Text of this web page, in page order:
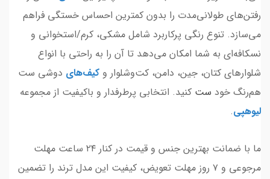
رفتن‌های طولانی‌مدت را بدون کمترین احساس خستگی فراهم
می‌سازد. تنوع رنگی پرکاربرد شامل مشکی، کرم/استخوانی و
نسکافه‌ای به شما امکان می‌دهد تا آن را به راحتی با انواع
شلوارهای کتان، جین، دامن، کت‌وشلوار و کیف‌های دوشی ست
هم‌رنگ خود ست کنید. انتخابی پرطرفدار و باکیفیت از مجموعه
لیوهپی.
ما با ضمانت بهترین جنس و قیمت در کنار ۲۴ ساعت مهلت
مرجوعی و ۷ روز مهلت تعویض، کیفیت این مدل ترند را تضمین